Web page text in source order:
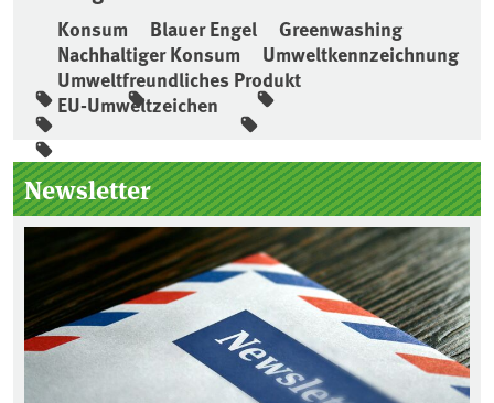
Konsum Blauer Engel
Greenwashing
Nachhaltiger Konsum
Umweltkennzeichnung
Umweltfreundliches Produkt
EU-Umweltzeichen
Seitenleiste
Newsletter